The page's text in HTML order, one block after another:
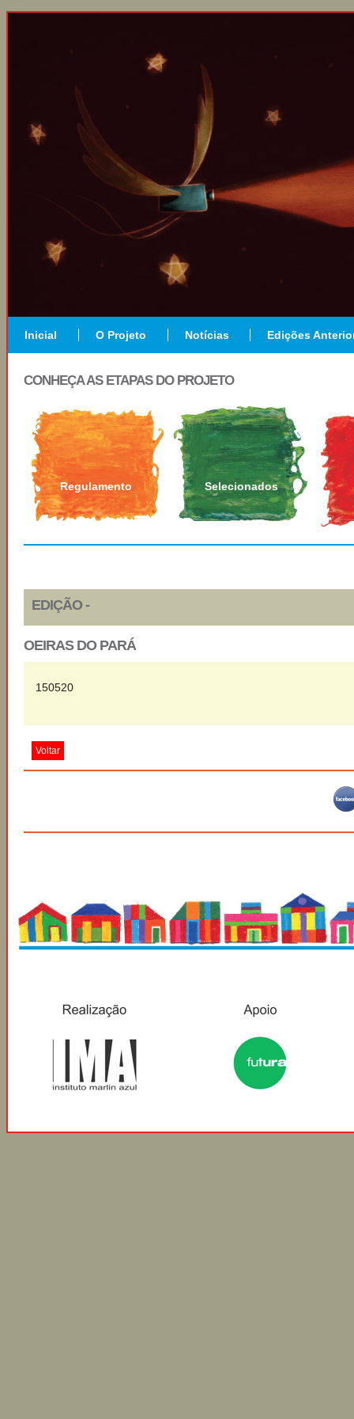
Inicial O Projeto Notícias Edições
CONHEÇA AS ETAPAS DO PROJETO
Regulamento Selecionados
EDIÇÃO -
OEIRAS DO PARÁ
150520
Voltar